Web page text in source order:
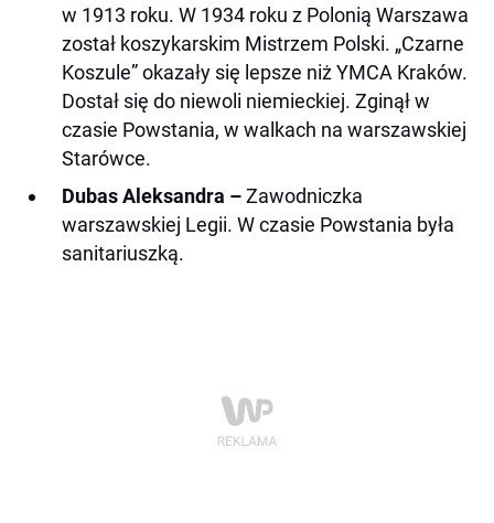
w 1913 roku. W 1934 roku z Polonią Warszawa
został koszykarskim Mistrzem Polski. „Czarne
Koszule” okazały się lepsze niż YMCA Kraków.
Dostał się do niewoli niemieckiej. Zginął w
czasie Powstania, w walkach na warszawskiej
Starówce.
Dubas Aleksandra –Zawodniczka
warszawskiej Legii. W czasie Powstania była
sanitariuszką.